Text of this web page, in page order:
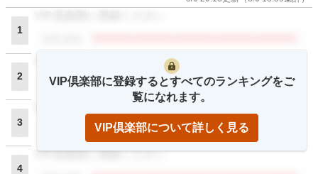
1
2
VIP倶楽部に登録ください
閲覧者数
3
4
VIP倶楽部に登録ください
VIP倶楽部に登録するとすべてのランキングをご
覧になれます。
VIP倶楽部について詳しく見る